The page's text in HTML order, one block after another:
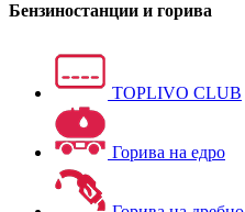
Бензиностанции и горива
TOPLIVO CLUB
Горива на едро